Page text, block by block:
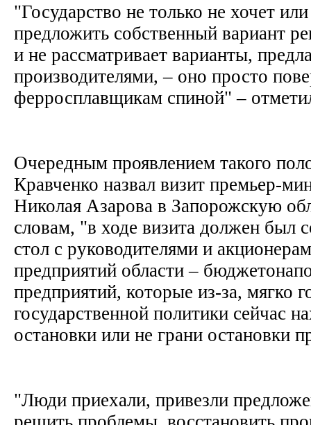
"Государство не только не хочет
предложить собственный вариант
и не рассматривает варианты,
производителями, – оно просто
ферросплавщикам спиной" –
Очередным проявлением такого
Кравченко назвал визит премьер-
Николая Азарова в Запорожскую
словам, "в ходе визита должен был
стол с руководителями и
предприятий области –
предприятий, которые из-за, мягко
государственной политики сейчас
остановки или не грани остановки
"Люди приехали, привезли